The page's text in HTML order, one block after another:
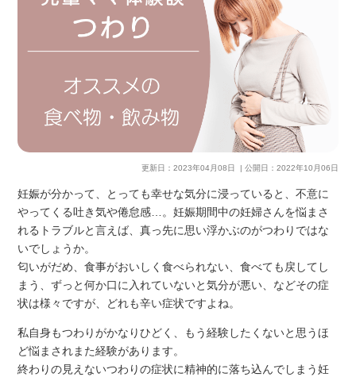
更新日： 2023年04月08日 | 公開日： 2022年10月06日
妊娠が分かって、とっても幸せな気分に浸っていると、不意に
やってくる吐き気や倦怠感…。妊娠期間中の妊婦さんを悩まさ
れるトラブルと言えば、真っ先に思い浮かぶのがつわりではな
いでしょうか。
匂いがだめ、食事がおいしく食べられない、食べても戻してし
まう、ずっと何か口に入れていないと気分が悪い、などその症
状は様々ですが、どれも辛い症状ですよね。
私自身もつわりがかなりひどく、もう経験したくないと思うほ
ど悩まされまた経験があります。
終わりの見えないつわりの症状に精神的に落ち込んでしまう妊